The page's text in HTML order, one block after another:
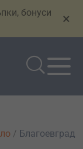
бонуси
×
/ Благоевград